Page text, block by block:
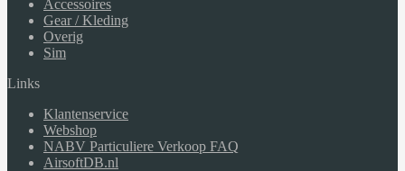
Accessoires
Gear / Kleding
Overig
Sim
Links
Klantenservice
Webshop
NABV Particuliere Verkoop FAQ
AirsoftDB.nl